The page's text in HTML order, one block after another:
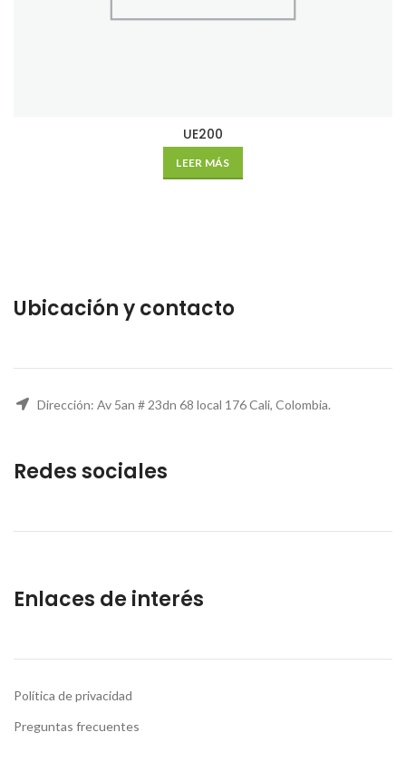
UE200
LEER MÁS
Ubicación y contacto
Dirección: Av 5an # 23dn 68 local 176 Cali, Colombia.
Redes sociales
Enlaces de interés
Política de privacidad
Preguntas frecuentes